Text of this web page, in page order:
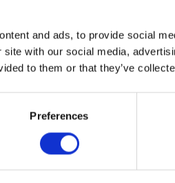
and ads, to provide social
site with our social media,
to them or that they’ve
Preferences